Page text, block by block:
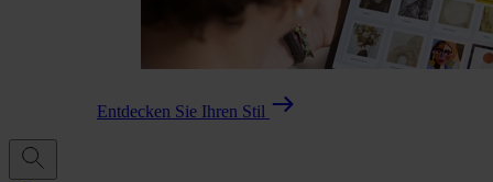
Entdecken Sie Ihren Stil